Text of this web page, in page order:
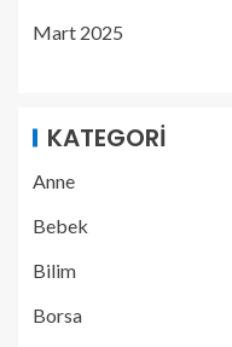
Mart 2025
KATEGORI
Anne
Bebek
Bilim
Borsa